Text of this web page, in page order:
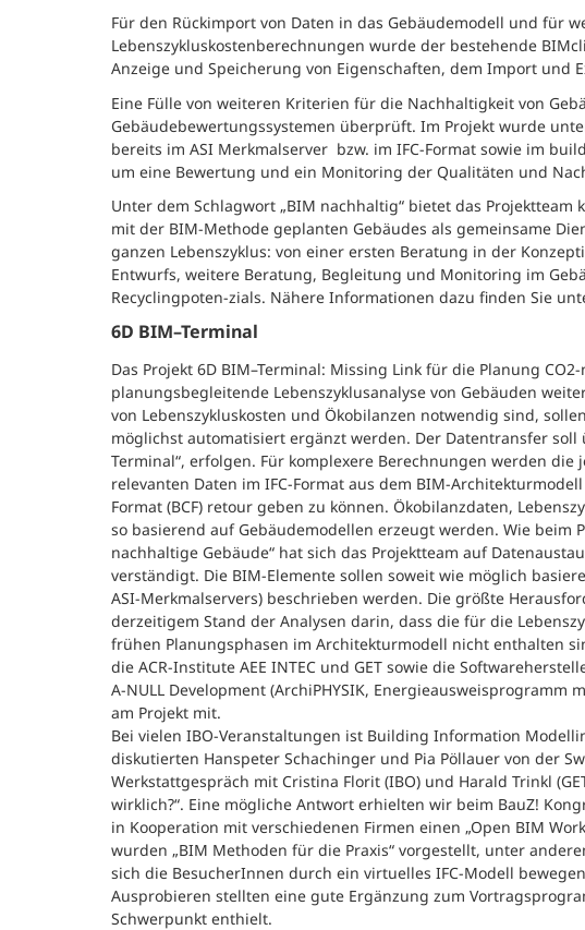
Für den Rückimport von Daten in das Gebäudemodell und für
Lebenszykluskostenberechnungen wurde der bestehende
Anzeige und Speicherung von Eigenschaften, dem Import und
Eine Fülle von weiteren Kriterien für die Nachhaltigkeit von
Gebäudebewertungssystemen überprüft. Im Projekt wurde
bereits im ASI Merkmalserver bzw. im IFC-Format sowie im
um eine Bewertung und ein Monitoring der Qualitäten und
Unter dem Schlagwort „BIM nachhaltig“ bietet das
mit der BIM-Methode geplanten Gebäudes als gemeinsame
ganzen Lebenszyklus: von einer ersten Beratung in der
Entwurfs, weitere Beratung, Begleitung und Monitoring im
Recyclingpoten-zials. Nähere Informationen dazu finden Sie
6D BIM–Terminal
Das Projekt 6D BIM–Terminal: Missing Link für die Planung
planungsbegleitende Lebenszyklusanalyse von Gebäuden
von Lebenszykluskosten und Ökobilanzen notwendig sind,
möglichst automatisiert ergänzt werden. Der Datentransfer soll
Terminal“, erfolgen. Für komplexere Berechnungen werden
relevanten Daten im IFC-Format aus dem BIM-
Format (BCF) retour geben zu können. Ökobilanzdaten,
so basierend auf Gebäudemodellen erzeugt werden. Wie beim
nachhaltige Gebäude“ hat sich das Projektteam auf
verständigt. Die BIM-Elemente sollen soweit wie möglich
ASI-Merkmalservers) beschrieben werden. Die größte
derzeitigem Stand der Analysen darin, dass die für die
frühen Planungsphasen im Architekturmodell nicht enthalten
die ACR-Institute AEE INTEC und GET sowie die
A-NULL Development (ArchiPHYSIK,
am Projekt mit.
Bei vielen IBO-Veranstaltungen ist Building Information
diskutierten Hanspeter Schachinger und Pia Pöllauer von der
Werkstattgespräch mit Cristina Florit (IBO) und Harald Trinkl
wirklich?“. Eine mögliche Antwort erhielten wir beim BauZ!
in Kooperation mit verschiedenen Firmen einen „Open BIM
wurden „BIM Methoden für die Praxis“ vorgestellt, unter
sich die BesucherInnen durch ein virtuelles IFC-Modell
Ausprobieren stellten eine gute Ergänzung zum
Schwerpunkt enthielt.